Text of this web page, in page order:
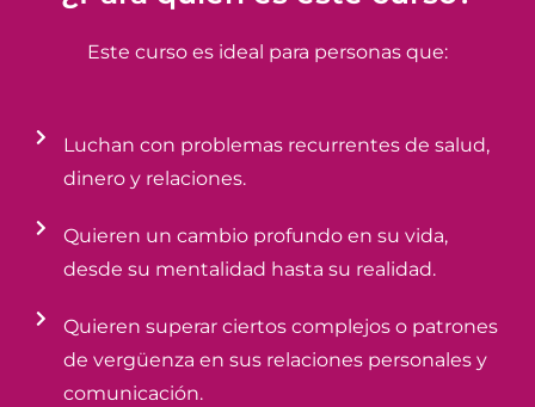
Este curso es ideal para personas que:
Luchan con problemas recurrentes de salud,
dinero y relaciones.
Quieren un cambio profundo en su vida,
desde su mentalidad hasta su realidad.
Quieren superar ciertos complejos o patrones
de vergüenza en sus relaciones personales y
comunicación.